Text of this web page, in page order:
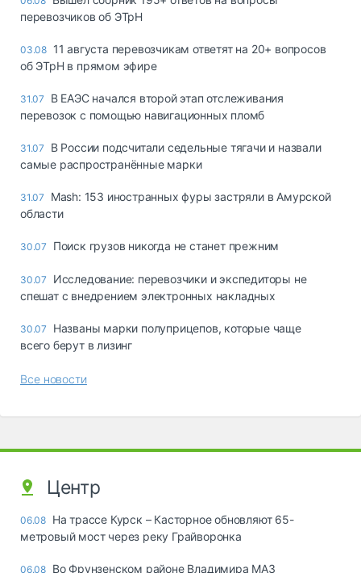
перевозчиков об ЭТрН
03.08 11 августа перевозчикам ответят на 20+ вопросов
об ЭТрН в прямом эфире
31.07
В ЕАЭС начался второй этап отслеживания
перевозок с помощью навигационных пломб
31.07
В России подсчитали седельные тягачи и назвали
самые распространённые марки
31.07
Mash: 153 иностранных фуры застряли в Амурской
области
30.07 Поиск грузов никогда не станет прежним
30.07
Исследование: перевозчики и экспедиторы не
спешат с внедрением электронных накладных
30.07
Названы марки полуприцепов, которые чаще
всего берут в лизинг
Все новости
Центр
06.08 На трассе Курск – Касторное обновляют 65-
метровый мост через реку Грайворонка
06.08 Во Фрунзенском районе Владимира МАЗ